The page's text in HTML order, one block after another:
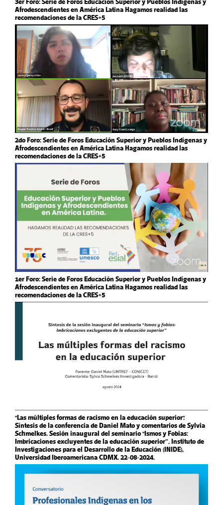
3er Foro: Serie de Foros Educación Superior y Pueblos Indígenas y
Afrodescendientes en América Latina Hagamos realidad las
recomendaciones de la CRES+5
2do Foro: Serie de Foros Educación Superior y Pueblos Indígenas y
Afrodescendientes en América Latina Hagamos realidad las
recomendaciones de la CRES+5
1er Foro: Serie de Foros Educación Superior y Pueblos Indígenas y
Afrodescendientes en América Latina Hagamos realidad las
recomendaciones de la CRES+5
"Las múltiples formas de racismo en la educación superior".
Síntesis de la conferencia de Daniel Mato y comentarios de Sylvia
Schmelkes. Sesión inaugural del seminario "Ismos y Fobias:
Imbricaciones excluyentes de la educación superior”, Instituto de
Investigaciones para el Desarrollo de la Educación (INIDE),
Universidad Iberoamericana CDMX. 22-08-2024.